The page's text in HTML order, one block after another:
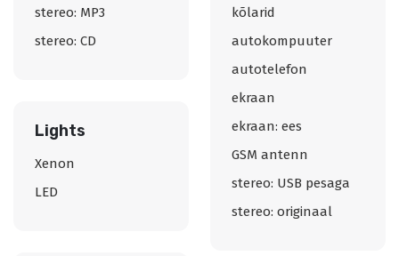
stereo: MP3
stereo: CD
kõlarid
autokompuuter
autotelefon
ekraan
ekraan: ees
GSM antenn
stereo: USB pesaga
stereo: originaal
Lights
Xenon
LED